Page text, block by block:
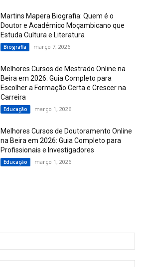
Martins Mapera Biografia: Quem é o
Doutor e Académico Moçambicano que
Estuda Cultura e Literatura
Biografia março 7, 2026
Melhores Cursos de Mestrado Online na
Beira em 2026: Guia Completo para
Escolher a Formação Certa e Crescer na
Carreira
Educação março 1, 2026
Melhores Cursos de Doutoramento Online
na Beira em 2026: Guia Completo para
Profissionais e Investigadores
Educação março 1, 2026